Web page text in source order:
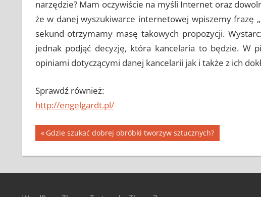
narzędzie? Mam oczywiście na myśli Internet oraz
że w danej wyszukiwarce internetowej wpiszemy frazę
sekund otrzymamy masę takowych propozycji.
jednak podjąć decyzję, która kancelaria to będzie. W
opiniami dotyczącymi danej kancelarii jak i także z ich
Sprawdź również:
http://engelgardt.pl/
Nawigacja
wpisu
Previous
Gdzie szukać dobrej obróbki tworzyw sztucznych?